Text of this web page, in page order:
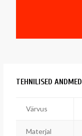
TEHNILISED ANDMED
Värvus
Materjal